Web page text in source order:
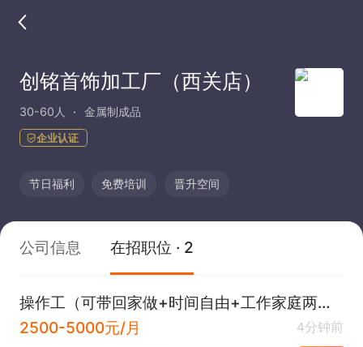
创铭首饰加工厂（西关店）
30-60人 金属制成品
企业认证
节日福利 免费培训 晋升空间
公司信息 在招职位 · 2
操作工（可带回家做+时间自由+工作家庭两不误）
2500-5000元/月
4分钟前